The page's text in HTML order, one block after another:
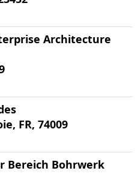
Architecture
FR, 74009
Bereich Bohrwerk